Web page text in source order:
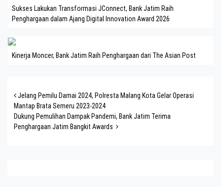
Sukses Lakukan Transformasi JConnect, Bank Jatim Raih
Penghargaan dalam Ajang Digital Innovation Award 2026
Kinerja Moncer, Bank Jatim Raih Penghargaan dari The Asian Post
Post navigation
Jelang Pemilu Damai 2024, Polresta Malang Kota Gelar Operasi
Mantap Brata Semeru 2023-2024
Dukung Pemulihan Dampak Pandemi, Bank Jatim Terima
Penghargaan Jatim Bangkit Awards